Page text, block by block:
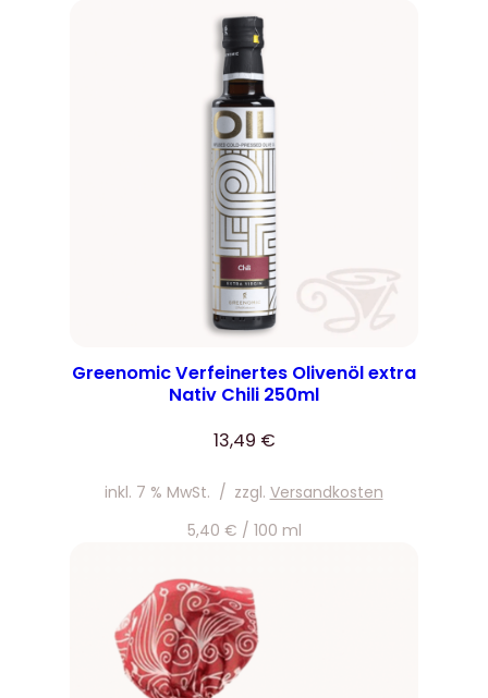
Greenomic Verfeinertes Olivenöl extra
Nativ Chili 250ml
13,49 €
inkl. 7 % MwSt. / zzgl. Versandkosten
5,40 € / 100 ml